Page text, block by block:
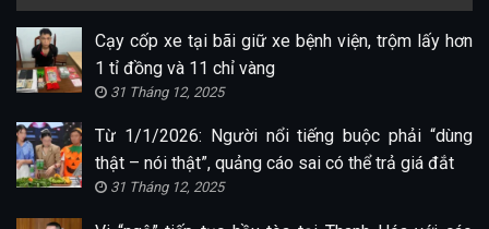
Cạy cốp xe tại bãi giữ xe bệnh viện, trộm lấy hơn
1 tỉ đồng và 11 chỉ vàng
31 Tháng 12, 2025
Từ 1/1/2026: Người nổi tiếng buộc phải “dùng
thật – nói thật”, quảng cáo sai có thể trả giá đắt
31 Tháng 12, 2025